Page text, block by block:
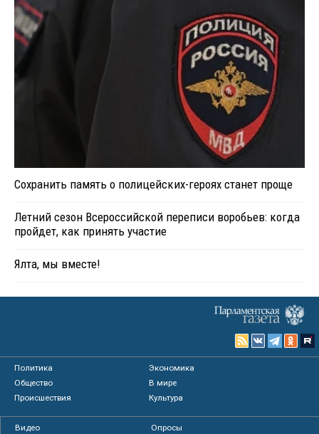
Сохранить память о полицейских-героях станет проще
Летний сезон Всероссийской переписи воробьев: когда
пройдет, как принять участие
Ялта, мы вместе!
Политика
Экономика
Общество
В мире
Происшествия
Культура
Видео
Опросы